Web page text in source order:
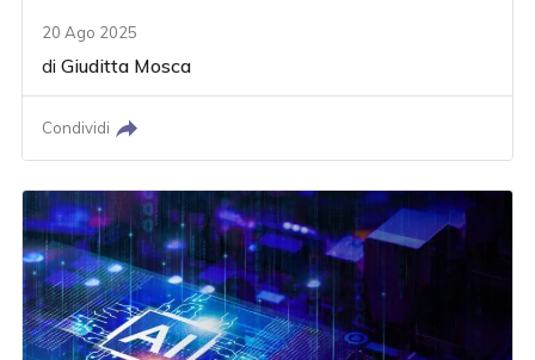
20 Ago 2025
diGiuditta Mosca
Condividi